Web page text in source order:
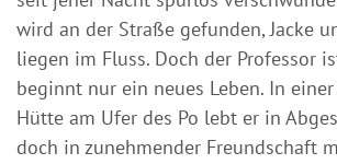
wird an der Straße gefunden, Jacke
liegen im Fluss. Doch der Professor
beginnt nur ein neues Leben. In
Hütte am Ufer des Po lebt er in
doch in zunehmender Freundschaft